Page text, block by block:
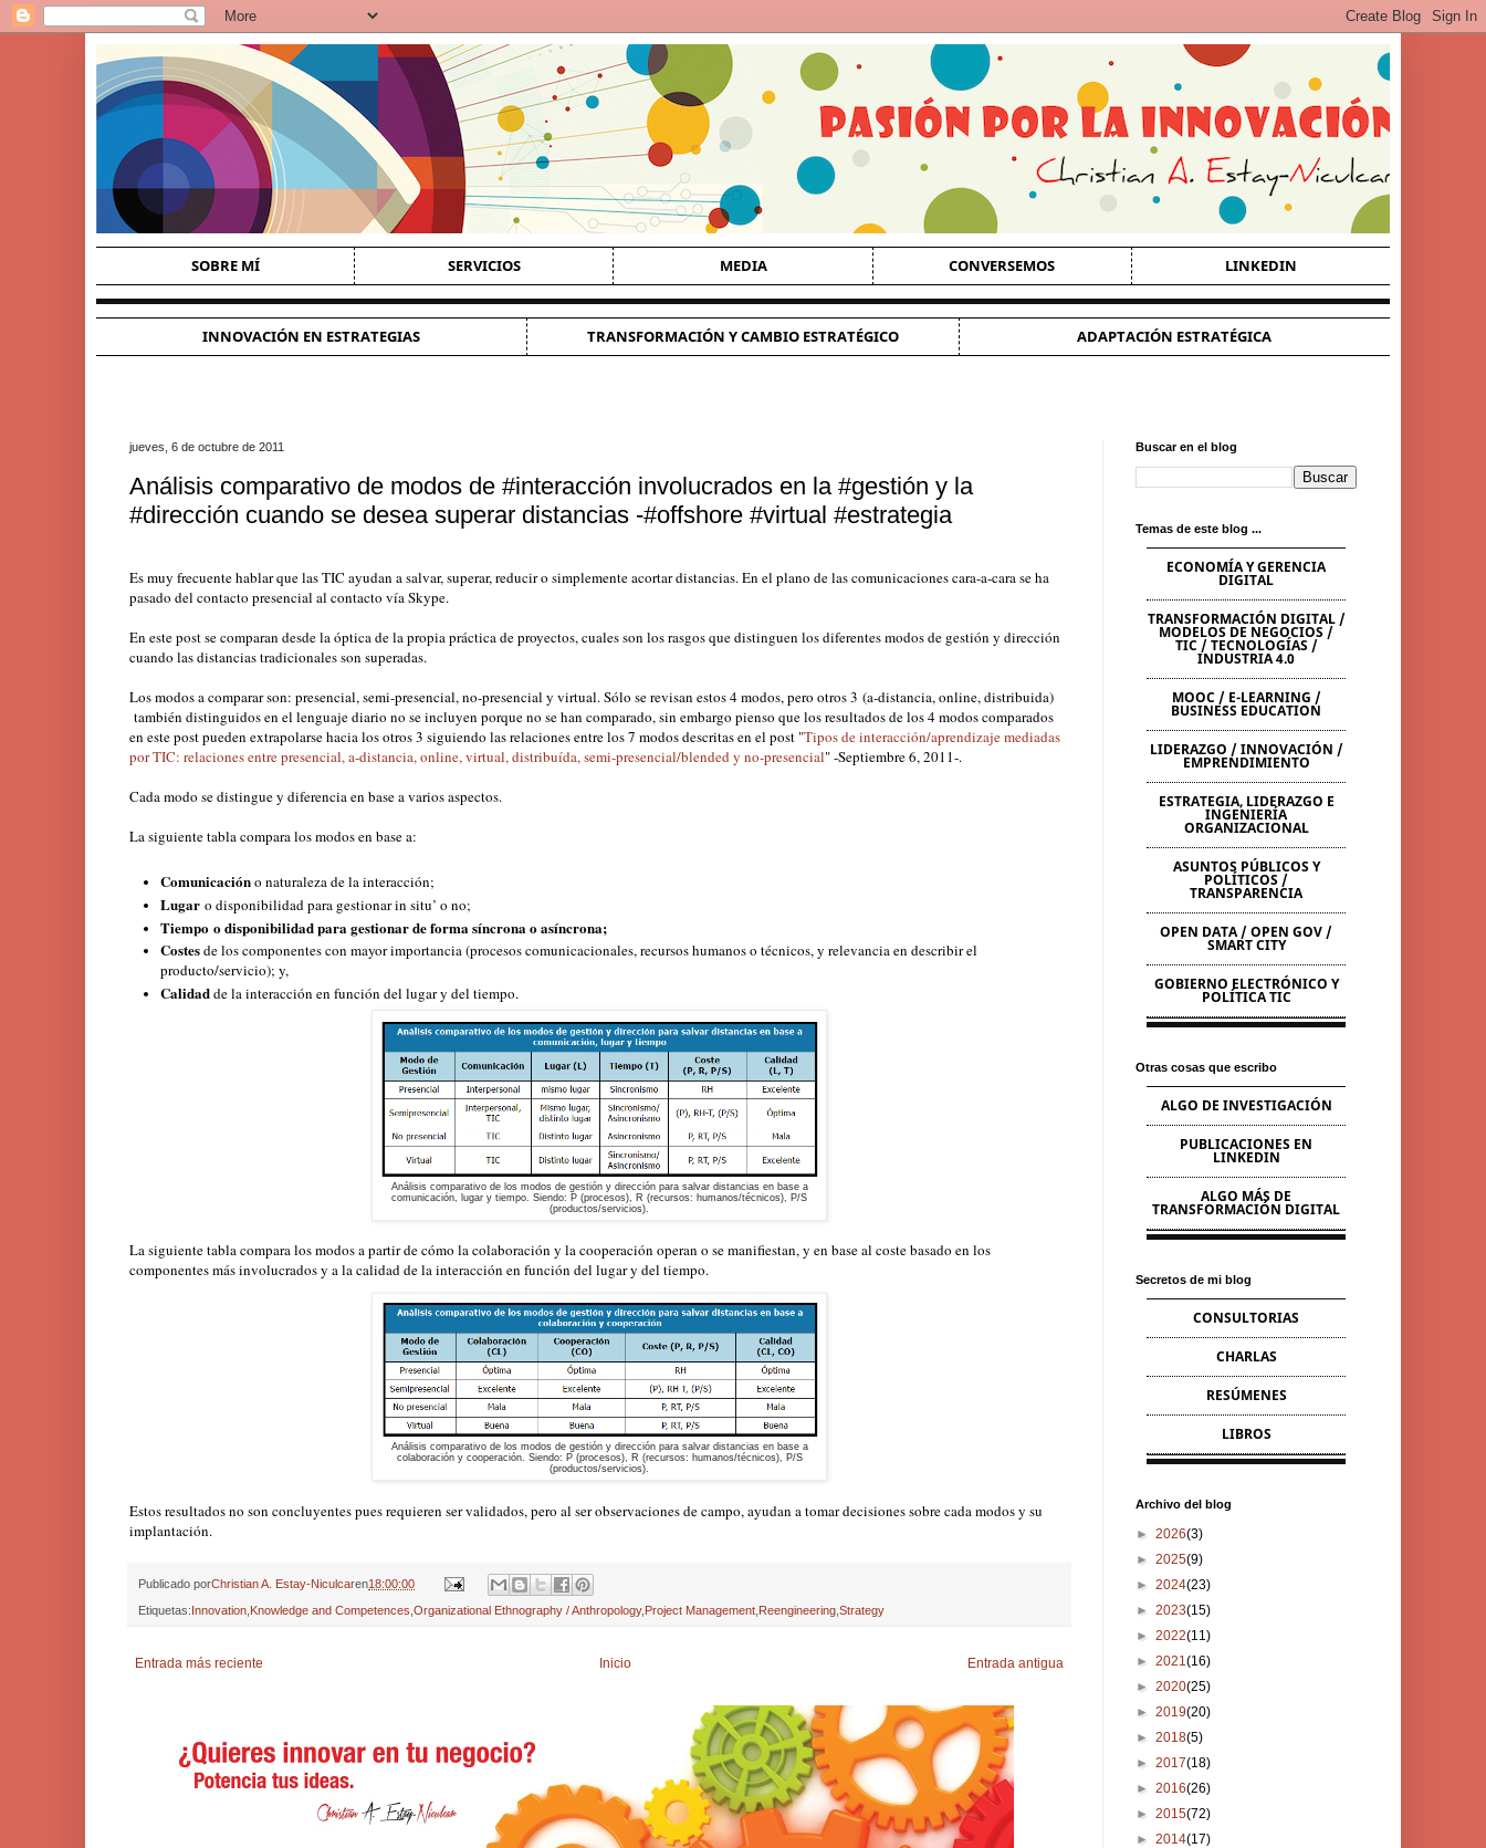
SOBRE MÍ SERVICIOS MEDIA CONVERSEMOS LINKEDIN
INNOVACIÓN EN ESTRATEGIAS TRANSFORMACIÓN Y CAMBIO ESTRATÉGICO ADAPTACIÓN ESTRATÉGICA
jueves, 6 de octubre de 2011
Análisis comparativo de modos de #interacción involucrados en la #gestión y la
#dirección cuando se desea superar distancias -#offshore #virtual #estrategia
Es muy frecuente hablar que las TIC ayudan a salvar, superar, reducir o simplemente acortar distancias. En el plano de las comunicaciones cara-a-cara se ha
pasado del contacto presencial al contacto vía Skype.
En este post se comparan desde la óptica de la propia práctica de proyectos, cuales son los rasgos que distinguen los diferentes modos de gestión y dirección
cuando las distancias tradicionales son superadas.
Los modos a comparar son: presencial, semi-presencial, no-presencial y virtual. Sólo se revisan estos 4 modos, pero otros 3 (a-distancia, online, distribuida)
también distinguidos en el lenguaje diario no se incluyen porque no se han comparado, sin embargo pienso que los resultados de los 4 modos comparados
en este post pueden extrapolarse hacia los otros 3 siguiendo las relaciones entre los 7 modos descritas en el post "Tipos de interacción/aprendizaje mediadas
por TIC: relaciones entre presencial, a-distancia, online, virtual, distribuída, semi-presencial/blended y no-presencial" -Septiembre 6, 2011-.
Cada modo se distingue y diferencia en base a varios aspectos.
La siguiente tabla compara los modos en base a:
Comunicacióno naturaleza de la interacción;
Lugaro disponibilidad para gestionar in situ’ o no;
Tiempoo disponibilidad para gestionar de forma síncrona o asíncrona;
Costesde los componentes con mayor importancia (procesos comunicacionales, recursos humanos o técnicos, y relevancia en describir el
producto/servicio); y,
Calidadde la interacción en función del lugar y del tiempo.
Análisis comparativo de los modos de gestión y dirección para salvar distancias en base a
comunicación, lugar y tiempo. Siendo: P (procesos), R (recursos: humanos/técnicos), P/S
(productos/servicios).
La siguiente tabla compara los modos a partir de cómo la colaboración y la cooperación operan o se manifiestan, y en base al coste basado en los
componentes más involucrados y a la calidad de la interacción en función del lugar y del tiempo.
Análisis comparativo de los modos de gestión y dirección para salvar distancias en base a
colaboración y cooperación. Siendo: P (procesos), R (recursos: humanos/técnicos), P/S
(productos/servicios).
Estos resultados no son concluyentes pues requieren ser validados, pero al ser observaciones de campo, ayudan a tomar decisiones sobre cada modos y su
implantación.
Publicado porChristian A. Estay-Niculcaren18:00:00
Etiquetas:Innovation Knowledge and Competences Organizational Ethnography / Anthropology, Project Management Reengineering Strategy
Entrada más reciente Entrada antigua
Inicio
Buscar en el blog
Temas de este blog ...
ECONOMÍA Y GERENCIA
DIGITAL
TRANSFORMACIÓN DIGITAL /
MODELOS DE NEGOCIOS /
TIC / TECNOLOGÍAS /
INDUSTRIA 4.0
MOOC / E-LEARNING /
BUSINESS EDUCATION
LIDERAZGO / INNOVACIÓN /
EMPRENDIMIENTO
ESTRATEGIA, LIDERAZGO E
INGENIERÍA
ORGANIZACIONAL
ASUNTOS PÚBLICOS Y
POLÍTICOS /
TRANSPARENCIA
OPEN DATA / OPEN GOV /
SMART CITY
GOBIERNO ELECTRÓNICO Y
POLÍTICA TIC
Otras cosas que escribo
ALGO DE INVESTIGACIÓN
PUBLICACIONES EN
LINKEDIN
ALGO MÁS DE
TRANSFORMACIÓN DIGITAL
Secretos de mi blog
CONSULTORIAS
CHARLAS
RESÚMENES
LIBROS
Archivo del blog
► 2026(3)
► 2025(9)
► 2024(23)
► 2023(15)
► 2022(11)
► 2021(16)
► 2020(25)
► 2019(20)
► 2018(5)
► 2017(18)
► 2016(26)
► 2015(72)
► 2014(17)